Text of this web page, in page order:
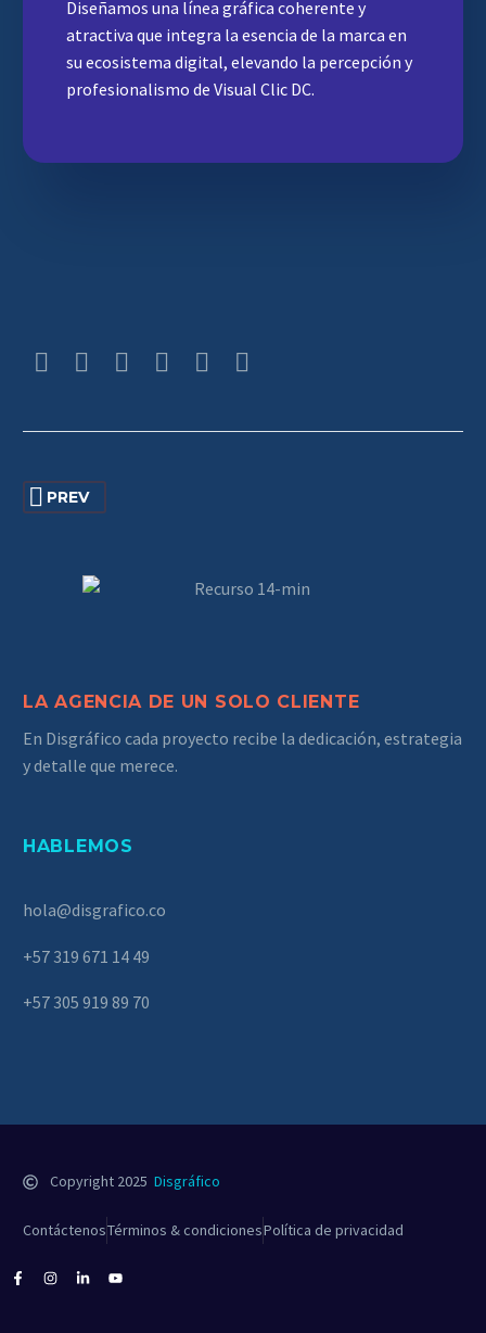
Diseñamos una línea gráfica coherente y
atractiva que integra la esencia de la marca en
su ecosistema digital, elevando la percepción y
profesionalismo de Visual Clic DC.
PREV
LA AGENCIA DE UN SOLO CLIENTE
En Disgráfico cada proyecto recibe la dedicación, estrategia
y detalle que merece.
HABLEMOS
hola@disgrafico.co
+57 319 671 14 49
+57 305 919 89 70
Copyright 2025 Disgráfico
ContáctenosTérminos & condicionesPolítica de privacidad